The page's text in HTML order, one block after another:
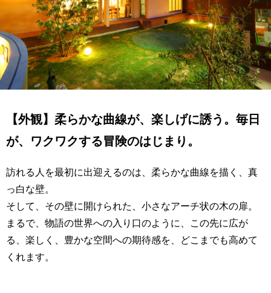
【外観】柔らかな曲線が、楽しげに誘う。毎日
が、ワクワクする冒険のはじまり。
訪れる人を最初に出迎えるのは、柔らかな曲線を描く、真
っ白な壁。
そして、その壁に開けられた、小さなアーチ状の木の扉。
まるで、物語の世界への入り口のように、この先に広が
る、楽しく、豊かな空間への期待感を、どこまでも高めて
くれます。